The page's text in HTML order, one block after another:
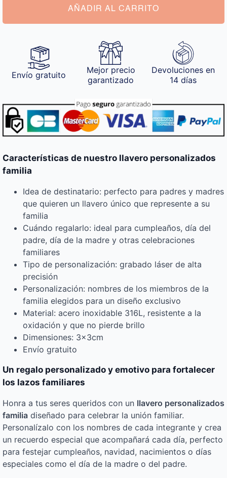
AÑADIR AL CARRITO
Envío gratuito
Mejor precio
garantizado
Devoluciones en
14 días
Características de nuestro llavero personalizados
familia
Idea de destinatario: perfecto para padres y madres
que quieren un llavero único que represente a su
familia
Cuándo regalarlo: ideal para cumpleaños, día del
padre, día de la madre y otras celebraciones
familiares
Tipo de personalización: grabado láser de alta
precisión
Personalización: nombres de los miembros de la
familia elegidos para un diseño exclusivo
Material: acero inoxidable 316L, resistente a la
oxidación y que no pierde brillo
Dimensiones: 3x3cm
Envío gratuito
Un regalo personalizado y emotivo para fortalecer
los lazos familiares
Honra a tus seres queridos con un llavero personalizados
familia diseñado para celebrar la unión familiar.
Personalízalo con los nombres de cada integrante y crea
un recuerdo especial que acompañará cada día, perfecto
para festejar cumpleaños, navidad, nacimientos o días
especiales como el día de la madre o del padre.